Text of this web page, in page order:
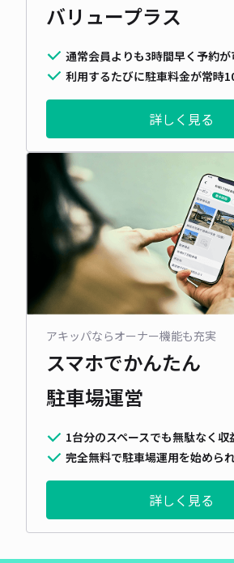
バリュープラス
通常会員よりも3時間早く予約が
利用するたびに駐車料金が常時
詳しく見る
アキッパならオーナー機能も充実
スマホでかんたん
駐車場運営
1台分のスペースでも無駄なく収
完全無料で駐車場運用を始めら
詳しく見る